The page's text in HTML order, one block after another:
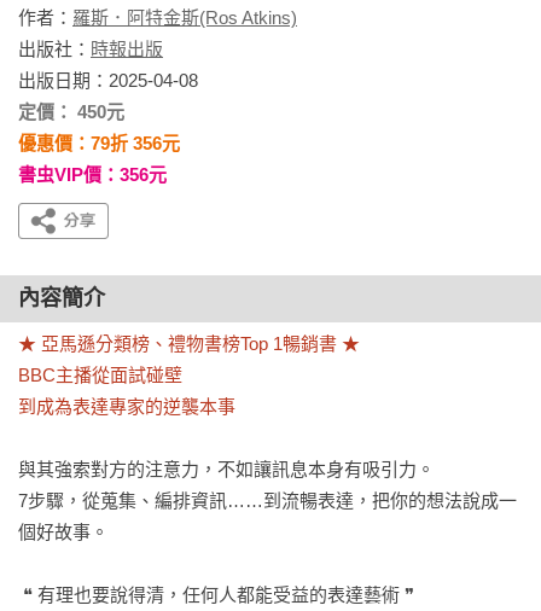
作者： 羅斯．阿特金斯(Ros Atkins)
出版社： 時報出版
出版日期：2025-04-08
定價： 450元
優惠價：79折 356元
書虫VIP價：356元
內容簡介
★ 亞馬遜分類榜、禮物書榜Top 1暢銷書 ★
BBC主播從面試碰壁
到成為表達專家的逆襲本事
與其強索對方的注意力，不如讓訊息本身有吸引力。
7步驟，從蒐集、編排資訊……到流暢表達，把你的想法說成一
個好故事。